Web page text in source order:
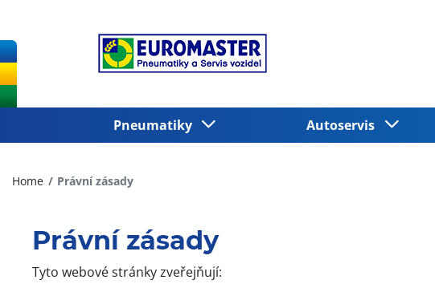
Pneumatiky Autoservis
Home Právní zásady
Právní zásady
Tyto webové stránky zveřejňují: